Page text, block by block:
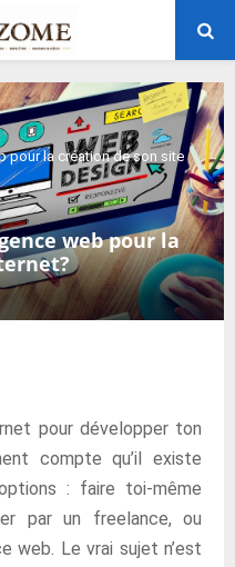
pour la création de son site
web pour la
pour développer ton
compte qu’il existe
: faire toi-même
par un freelance, ou
web. Le vrai sujet n’est